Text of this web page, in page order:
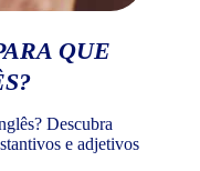
QUE
Descubra
e adjetivos